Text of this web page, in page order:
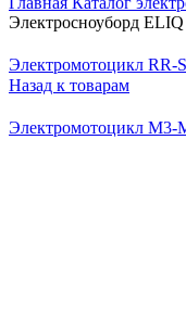
Электросноуборд ELIQ
Электромотоцикл RR-S
Назад к товарам
Электромотоцикл М3-